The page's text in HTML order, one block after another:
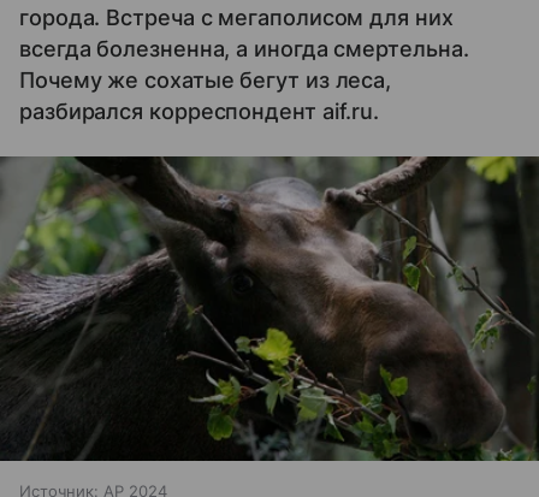
города. Встреча с мегаполисом для них
всегда болезненна, а иногда смертельна.
Почему же сохатые бегут из леса,
разбирался корреспондент aif.ru.
Источник: AP 2024